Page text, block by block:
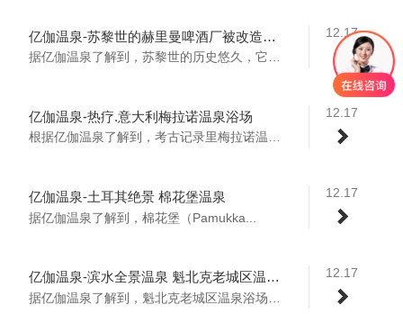
12.17
亿伽温泉-苏黎世的赫里曼啤酒厂被改造成温泉浴场
据亿伽温泉了解到，苏黎世的历史悠久，它重...
12.17
亿伽温泉-热疗.意大利梅拉诺温泉浴场
根据亿伽温泉了解到，考古记录里梅拉诺温泉...
12.17
亿伽温泉-土耳其绝景 棉花堡温泉
据亿伽温泉了解到，棉花堡（Pamukka...
12.17
亿伽温泉-滨水全景温泉 魁北克老城区温泉浴场